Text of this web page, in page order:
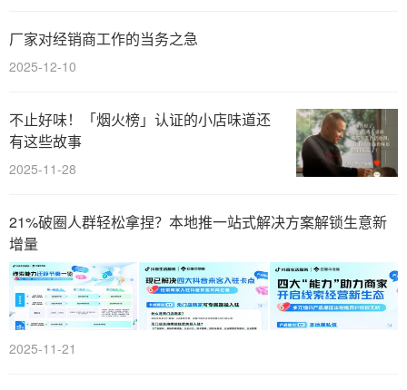
厂家对经销商工作的当务之急
2025-12-10
不止好味！「烟火榜」认证的小店味道还
有这些故事
2025-11-28
21%破圈人群轻松拿捏？本地推一站式解决方案解锁生意新
增量
2025-11-21